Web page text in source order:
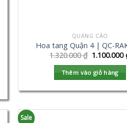
QUẢNG CÁO
Hoa tang Quận 4 | QC-
1.320.000₫ 1.100.000
Thêm vào giỏ hàng
Sale